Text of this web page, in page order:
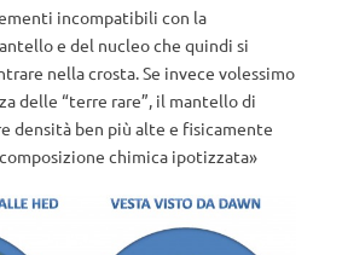
incompatibili con la
e del nucleo che quindi si
nella crosta. Se invece volessimo
delle “terre rare”, il mantello di
densità ben più alte e fisicamente
chimica ipotizzata»